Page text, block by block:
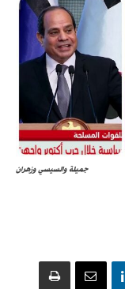
جميلة والسيسي وزهران